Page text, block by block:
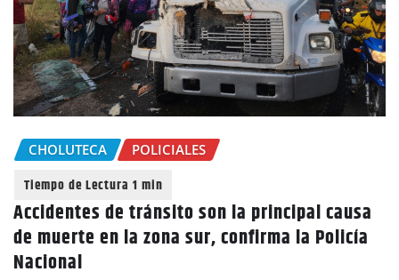
CHOLUTECA POLICIALES
Accidentes de tránsito son la principal causa
de muerte en la zona sur, confirma la Policía
Nacional